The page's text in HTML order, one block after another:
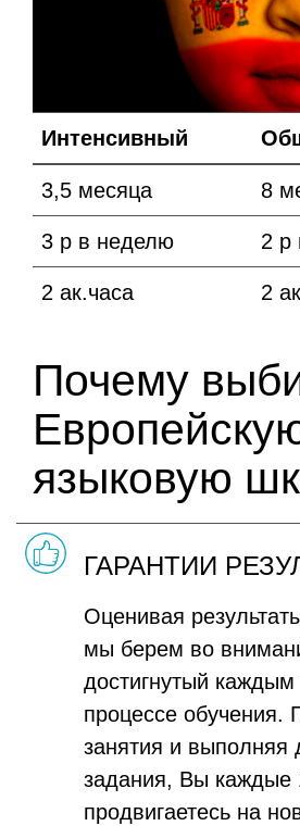
Интенсивный
3,5 месяца 8
3 р в неделю 2 р
2 ак.часа 2
Почему
языковую
ГАРАНТИИ
Оценивая
мы берем во
достигнутый каждым
процессе обучения.
занятия и
задания, Вы каждые
продвигаетесь на